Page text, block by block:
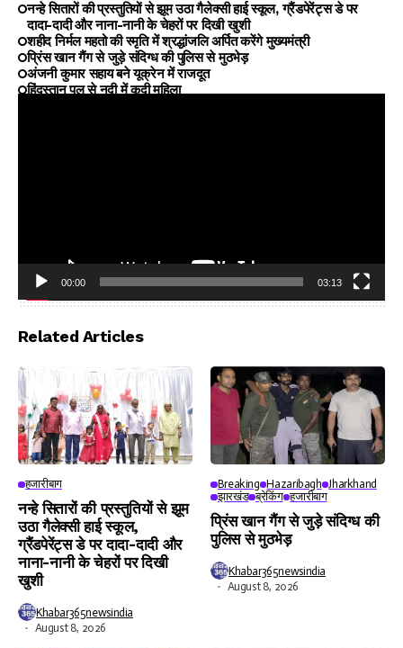
नन्हे सितारों की प्रस्तुतियों से झूम उठा गैलेक्सी हाई स्कूल, ग्रैंडपेरेंट्स डे पर
दादा-दादी और नाना-नानी के चेहरों पर दिखी खुशी
शहीद निर्मल महतो की स्मृति में श्रद्धांजलि अर्पित करेंगे मुख्यमंत्री
प्रिंस खान गैंग से जुड़े संदिग्ध की पुलिस से मुठभेड़
अंजनी कुमार सहाय बने यूक्रेन में राजदूत
हिंदुस्तान पुल से नदी में कूदी महिला
Player
00:00 03:13
Related Articles
हजारीबाग
नन्हे सितारों की प्रस्तुतियों से झूम
उठा गैलेक्सी हाई स्कूल,
ग्रैंडपेरेंट्स डे पर दादा-दादी और
नाना-नानी के चेहरों पर दिखी
खुशी
Khabar365newsindia
August 8, 2026
Breaking Hazaribagh Jharkhand
झारखंड ब्रेकिंग हजारीबाग
प्रिंस खान गैंग से जुड़े संदिग्ध की
पुलिस से मुठभेड़
Khabar365newsindia
August 8, 2026